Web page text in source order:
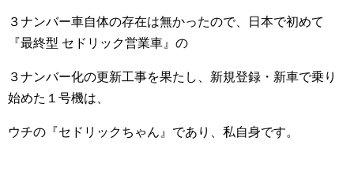
３ナンバー車自体の存在は無かったので、日本で初めて
『最終型 セドリック営業車』の
３ナンバー化の更新工事を果たし、新規登録・新車で乗り
始めた１号機は、
ウチの『セドリックちゃん』であり、私自身です。